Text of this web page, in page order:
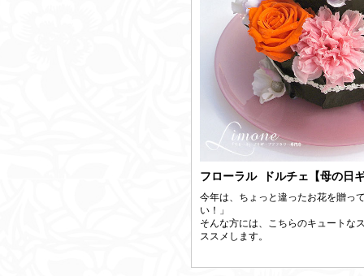
フローラル ドルチェ【母の日
今年は、ちょっと違ったお花を贈っ
い！」
そんな方には、こちらのキュートな
ススメします。